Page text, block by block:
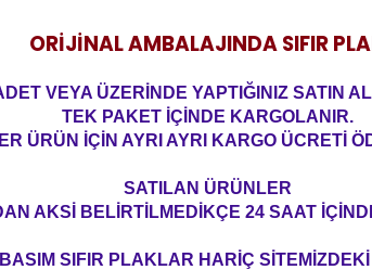
ORİJİNAL AMBALAJINDA SIFIR
VEYA ÜZERİNDE YAPTIĞINIZ SATIN
TEK PAKET İÇİNDE KARGOLANIR.
ÜRÜN İÇİN AYRI AYRI KARGO ÜCRETİ
SATILAN ÜRÜNLER
AKSİ BELİRTİLMEDİKÇE 24 SAAT
SIFIR PLAKLAR HARİÇ